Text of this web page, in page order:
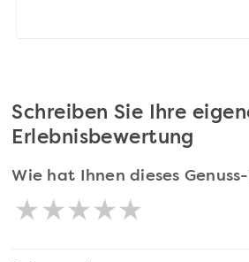
Schreiben Sie Ihre
Erlebnisbewertung
Wie hat Ihnen dieses